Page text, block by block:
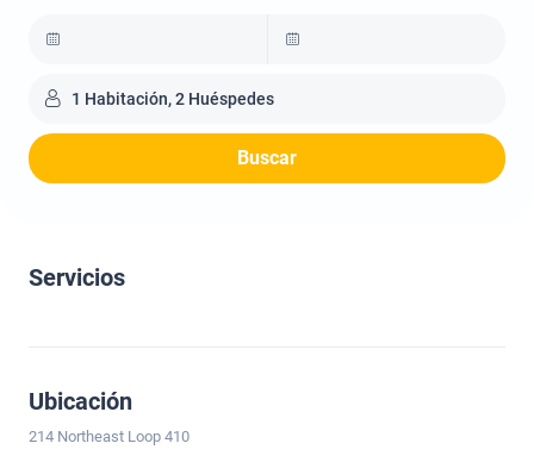
1 Habitación, 2 Huéspedes
Buscar
Servicios
Ubicación
214 Northeast Loop 410